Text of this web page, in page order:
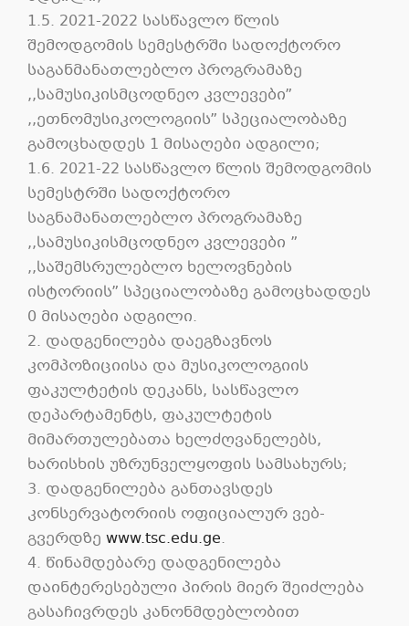
1.5. 2021-2022 სასწავლო წლის
შემოდგომის სემესტრში სადოქტორო
საგანმანათლებლო პროგრამაზე
,,სამუსიკისმცოდნეო კვლევები”
,,ეთნომუსიკოლოგიის” სპეციალობაზე
გამოცხადდეს 1 მისაღები ადგილი;
1.6. 2021-22 სასწავლო წლის შემოდგომის
სემესტრში სადოქტორო
საგნამანათლებლო პროგრამაზე
,,სამუსიკისმცოდნეო კვლევები ”
,,საშემსრულებლო ხელოვნების
ისტორიის” სპეციალობაზე გამოცხადდეს
0 მისაღები ადგილი.
2. დადგენილება დაეგზავნოს
კომპოზიციისა და მუსიკოლოგიის
ფაკულტეტის დეკანს, სასწავლო
დეპარტამენტს, ფაკულტეტის
მიმართულებათა ხელძღვანელებს,
ხარისხის უზრუნველყოფის სამსახურს;
3. დადგენილება განთავსდეს
კონსერვატორიის ოფიციალურ ვებ-
გვერდზე www.tsc.edu.ge.
4. წინამდებარე დადგენილება
დაინტერესებული პირის მიერ შეიძლება
გასაჩივრდეს კანონმდებლობით